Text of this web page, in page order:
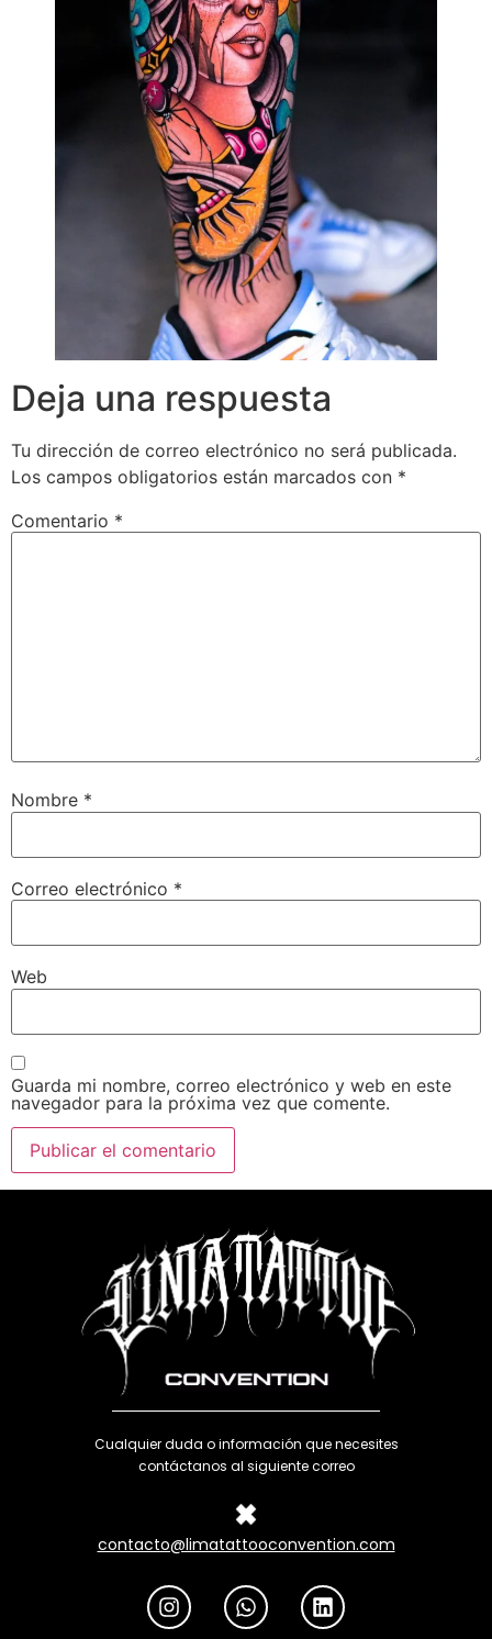
Deja una respuesta
Tu dirección de correo electrónico no será publicada.
Los campos obligatorios están marcados con *
Comentario *
Nombre *
Correo electrónico *
Web
Guarda mi nombre, correo electrónico y web en este
navegador para la próxima vez que comente.
Cualquier duda o información que necesites
contáctanos al siguiente correo
contacto@limatattooconvention.com